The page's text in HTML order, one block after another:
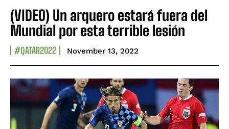
(VIDEO) Un arquero estará fuera del
Mundial por esta terrible lesión
#QATAR2022 November 13, 2022